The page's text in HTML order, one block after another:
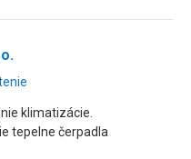
klimatizácie.
tepelne čerpadla